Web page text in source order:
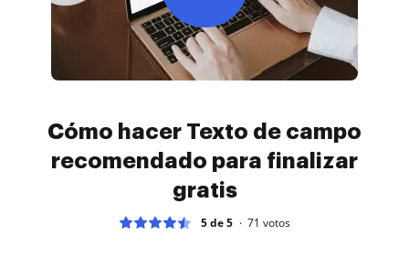
Cómo hacer Texto de campo
recomendado para finalizar
gratis
5 de 5 71 votos